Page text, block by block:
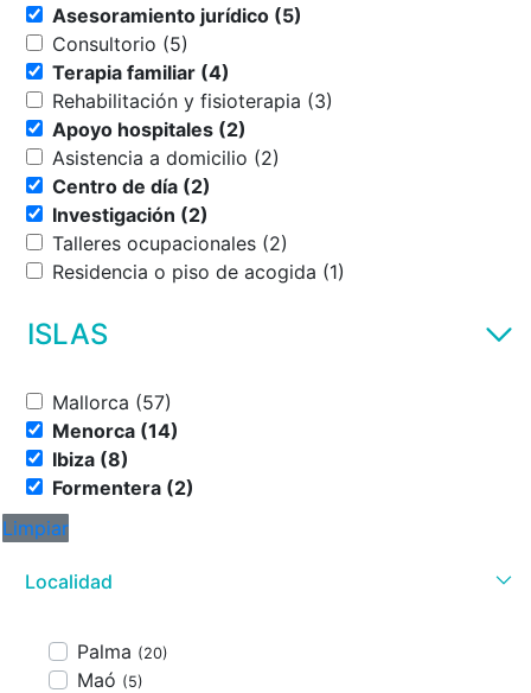
Asesoramiento jurídico (5)
Consultorio (5)
Terapia familiar (4)
Rehabilitación y fisioterapia (3)
Apoyo hospitales (2)
Asistencia a domicilio (2)
Centro de día (2)
Investigación (2)
Talleres ocupacionales (2)
Residencia o piso de acogida (1)
ISLAS
Mallorca (57)
Menorca (14)
Ibiza (8)
Formentera (2)
Limpiar
Localidad
Palma (20)
Maó (5)